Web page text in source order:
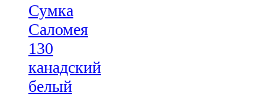
Сумка
Саломея
130
канадский
белый